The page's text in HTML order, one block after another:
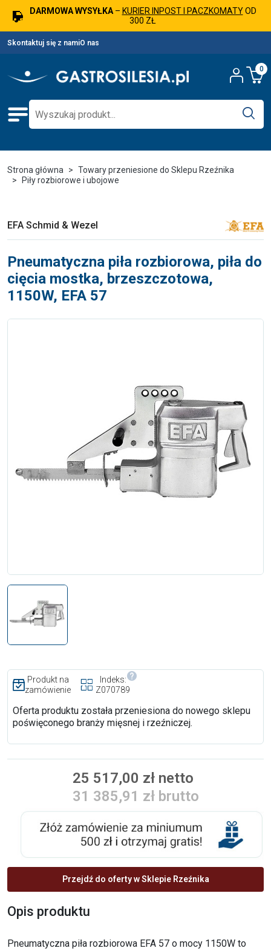
DARMOWA WYSYŁKA– KURIER INPOST I PACZKOMATYOD
300 ZŁ
Skontaktuj się z namiO nas
0
Strona główna
Towary przeniesione do Sklepu Rzeźnika
Piły rozbiorowe i ubojowe
EFA Schmid & Wezel
Pneumatyczna piła rozbiorowa, piła do
cięcia mostka, brzeszczotowa,
1150W, EFA 57
Produkt na
zamówienie
Indeks:
Z070789
Oferta produktu została przeniesiona do nowego sklepu
poświęconego branży mięsnej i rzeźniczej.
25 517,00 zł netto
31 385,91 zł brutto
Przejdź do oferty w Sklepie Rzeźnika
Opis produktu
Pneumatyczna piła rozbiorowa EFA 57 o mocy 1150W to